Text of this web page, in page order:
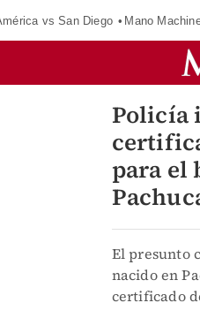
vs San Diego Mano
Policía
para el
El presunto
nacido en
certificado